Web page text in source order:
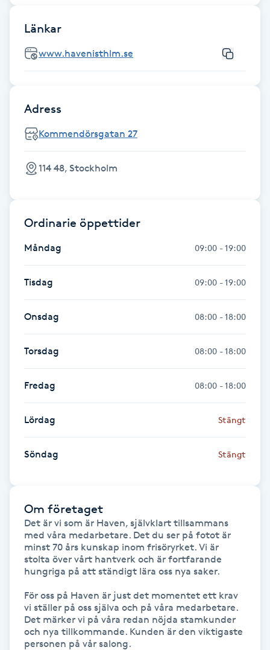
Herrklippning
HIFU
Hot Stone Massage
Hot yoga
Hudföryngring
Huduppstramning
Hudvård
Hyaluronsyra
Hyperhidros
Hypnos
Hårborttagning
Hårbottenbehandling
Hårvård
Hälsa
Hälsprickor
Idrottsmassage
Länkar
www.havenisthlm.se
Adress
Kommendörsgatan 27
114 48, Stockholm
Ordinarie öppettider
Måndag 09:00 - 19:00
Tisdag 09:00 - 19:00
Onsdag 08:00 - 18:00
Torsdag 08:00 - 18:00
Fredag 08:00 - 18:00
Lördag Stängt
Söndag Stängt
Om företaget
Det är vi som är Haven, självklart tillsammans
med våra medarbetare. Det du ser på fotot är
minst 70 års kunskap inom frisöryrket. Vi är
stolta över vårt hantverk och är fortfarande
hungriga på att ständigt lära oss nya saker.
För oss på Haven är just det momentet ett krav
vi ställer på oss själva och på våra medarbetare.
Det märker vi på våra redan nöjda stamkunder
och nya tillkommande. Kunden är den viktigaste
personen på vår salong.